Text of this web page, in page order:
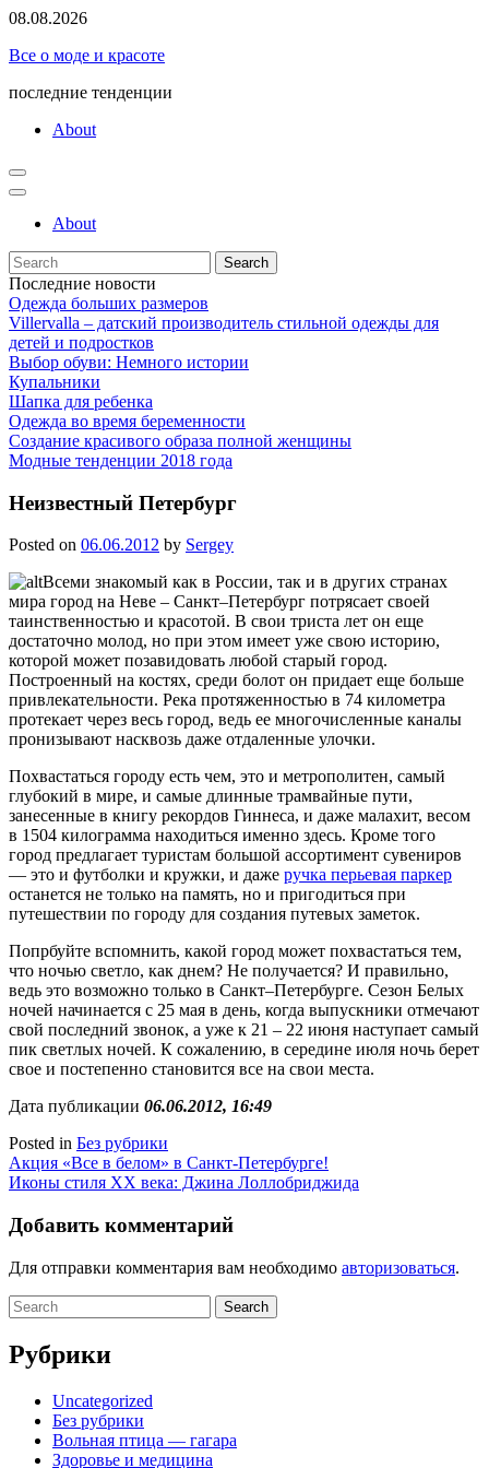
Skip
content
08.08.2026
Все о моде и красоте
последние тенденции
About
About
Search
for:
Последние новости
Одежда больших размеров
Villervalla – датский производитель стильной одежды для
детей и подростков
Выбор обуви: Немного истории
Купальники
Шапка для ребенка
Одежда во время беременности
Создание красивого образа полной женщины
Модные тенденции 2018 года
Неизвестный Петербург
Posted on 06.06.2012 by Sergey
Всеми знакомый как в России, так и в других странах
мира город на Неве – Санкт–Петербург потрясает своей
таинственностью и красотой. В свои триста лет он еще
достаточно молод, но при этом имеет уже свою историю,
которой может позавидовать любой старый город.
Построенный на костях, среди болот он придает еще больше
привлекательности. Река протяженностью в 74 километра
протекает через весь город, ведь ее многочисленные каналы
пронизывают насквозь даже отдаленные улочки.
Похвастаться городу есть чем, это и метрополитен, самый
глубокий в мире, и самые длинные трамвайные пути,
занесенные в книгу рекордов Гиннеса, и даже малахит, весом
в 1504 килограмма находиться именно здесь. Кроме того
город предлагает туристам большой ассортимент сувениров
— это и футболки и кружки, и даже ручка перьевая паркер
останется не только на память, но и пригодиться при
путешествии по городу для создания путевых заметок.
Попрбуйте вспомнить, какой город может похвастаться тем,
что ночью светло, как днем? Не получается? И правильно,
ведь это возможно только в Санкт–Петербурге. Сезон Белых
ночей начинается с 25 мая в день, когда выпускники отмечают
свой последний звонок, а уже к 21 – 22 июня наступает самый
пик светлых ночей. К сожалению, в середине июля ночь берет
свое и постепенно становится все на свои места.
Дата публикации 06.06.2012, 16:49
Posted in Без рубрики
Навигация
по
записям
Акция «Все в белом» в Санкт-Петербурге!
Иконы стиля ХХ века: Джина Лоллобриджида
Добавить комментарий
Для отправки комментария вам необходимо авторизоваться.
Search
for:
Рубрики
Uncategorized
Без рубрики
Вольная птица — гагара
Здоровье и медицина